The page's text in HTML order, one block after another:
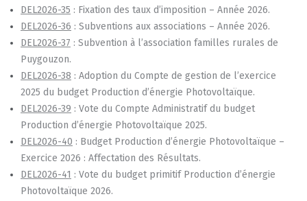
DEL2026-35 : Fixation des taux d’imposition – Année 2026.
DEL2026-36 : Subventions aux associations – Année 2026.
DEL2026-37 : Subvention à l’association familles rurales de
Puygouzon.
DEL2026-38 : Adoption du Compte de gestion de l’exercice
2025 du budget Production d’énergie Photovoltaïque.
DEL2026-39 : Vote du Compte Administratif du budget
Production d’énergie Photovoltaïque 2025.
DEL2026-40 : Budget Production d’énergie Photovoltaïque –
Exercice 2026 : Affectation des Résultats.
DEL2026-41 : Vote du budget primitif Production d’énergie
Photovoltaïque 2026.